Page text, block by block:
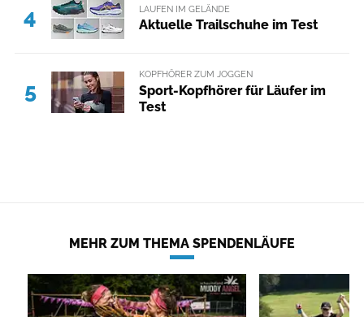
4 LAUFEN IM GELÄNDE
Aktuelle Trailschuhe im Test
5
KOPFHÖRER ZUM JOGGEN
Sport-Kopfhörer für Läufer im
Test
MEHR ZUM THEMA SPENDENLÄUFE